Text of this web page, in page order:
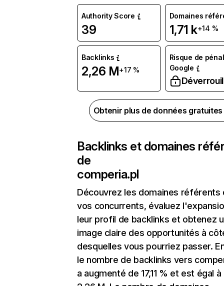
Authority Score
39
Domaines
1,71 k+14 %
Backlinks
2,26 M+17 %
Risque de
Google
Obtenir plus de données
Backlinks et domaines
de
comperia.pl
Découvrez les domaines référents
vos concurrents, évaluez
leur profil de backlinks et obtenez
image claire des opportunités à
desquelles vous pourriez passer.
le nombre de backlinks vers
a augmenté de 17,11 % et est égal à